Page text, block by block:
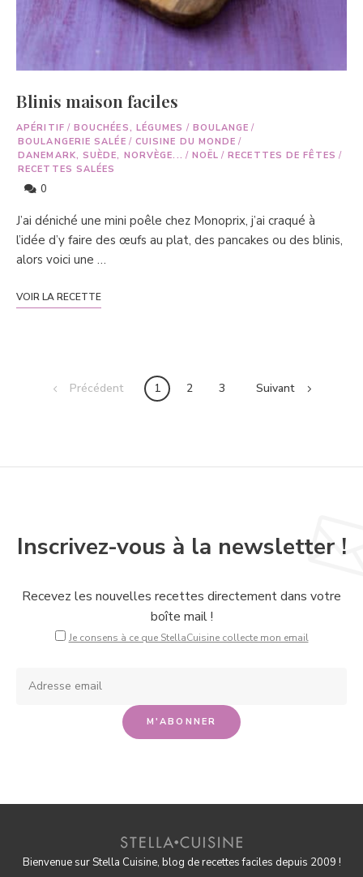
Blinis maison faciles
APÉRITIF / BOUCHÉES, LÉGUMES / BOULANGE /
BOULANGERIE SALÉE / CUISINE DU MONDE /
DANEMARK, SUÈDE, NORVÈGE... / NOËL / RECETTES DE FÊTES /
RECETTES SALÉES
0
J’ai déniché une mini poêle chez Monoprix, j’ai craqué à
l’idée d’y faire des œufs au plat, des pancakes ou des blinis,
alors voici une …
VOIR LA RECETTE
Posts
Précédent 1 2 3 Suivant
Inscrivez-vous à la newsletter !
Recevez les nouvelles recettes directement dans votre
boîte mail !
Je consens à ce que StellaCuisine collecte mon email
Bienvenue sur Stella Cuisine, blog de recettes faciles depuis 2009 !